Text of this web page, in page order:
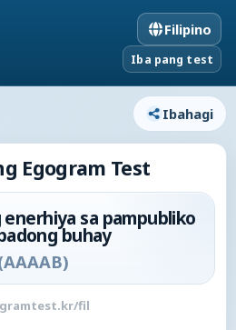
Filipino
Iba pang test
Ibahagi
Egogram Test
enerhiya sa pampubliko
buhay
AAAAB)
fil